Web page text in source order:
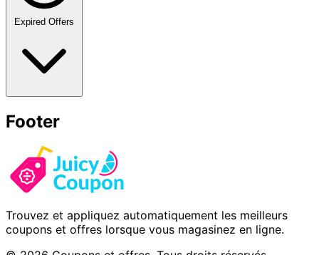
Expired Offers
Footer
Trouvez et appliquez automatiquement les meilleurs
coupons et offres lorsque vous magasinez en ligne.